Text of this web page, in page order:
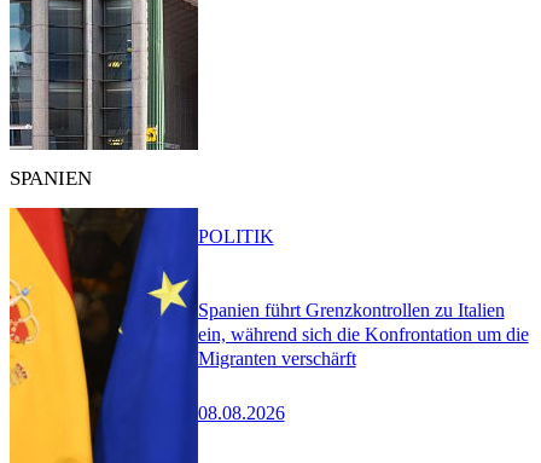
SPANIEN
Spanien führt Grenzkontrollen zu Italien
ein, während sich die Konfrontation um die
Migranten verschärft
08.08.2026
POLITIK